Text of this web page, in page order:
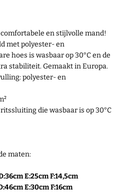
en stijlvolle mand!
met polyester- en
hoes is wasbaar op 30°C en de
stabiliteit. Gemaakt in Europa.
polyester- en
die wasbaar is op 30°C
maten:
E:25cm F:14,5cm
E:30cm F:16cm